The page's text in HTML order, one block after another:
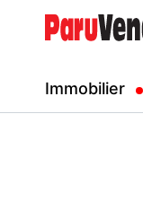
Immobilier